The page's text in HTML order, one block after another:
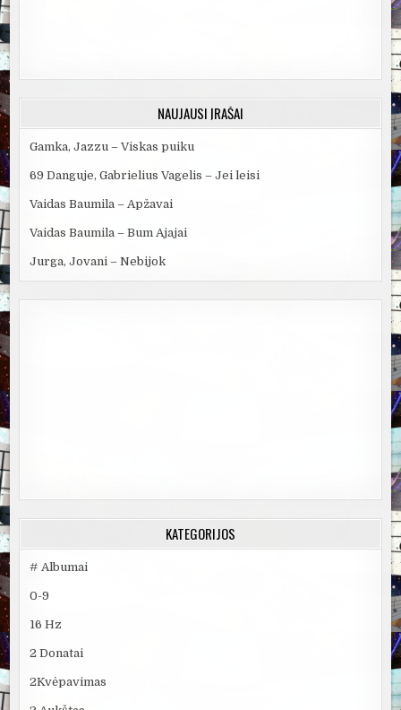
NAUJAUSI ĮRAŠAI
Gamka, Jazzu – Viskas puiku
69 Danguje, Gabrielius Vagelis – Jei leisi
Vaidas Baumila – Apžavai
Vaidas Baumila – Bum Ajajai
Jurga, Jovani – Nebijok
KATEGORIJOS
# Albumai
0-9
16 Hz
2 Donatai
2Kvėpavimas